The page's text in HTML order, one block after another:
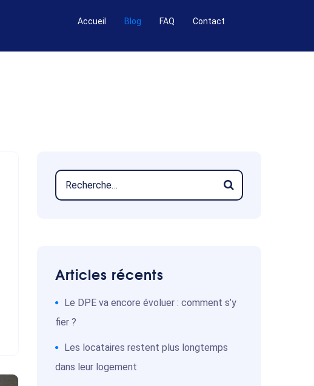
Accueil Blog FAQ Contact
Articles récents
Le DPE va encore évoluer : comment s’y
fier ?
Les locataires restent plus longtemps
dans leur logement